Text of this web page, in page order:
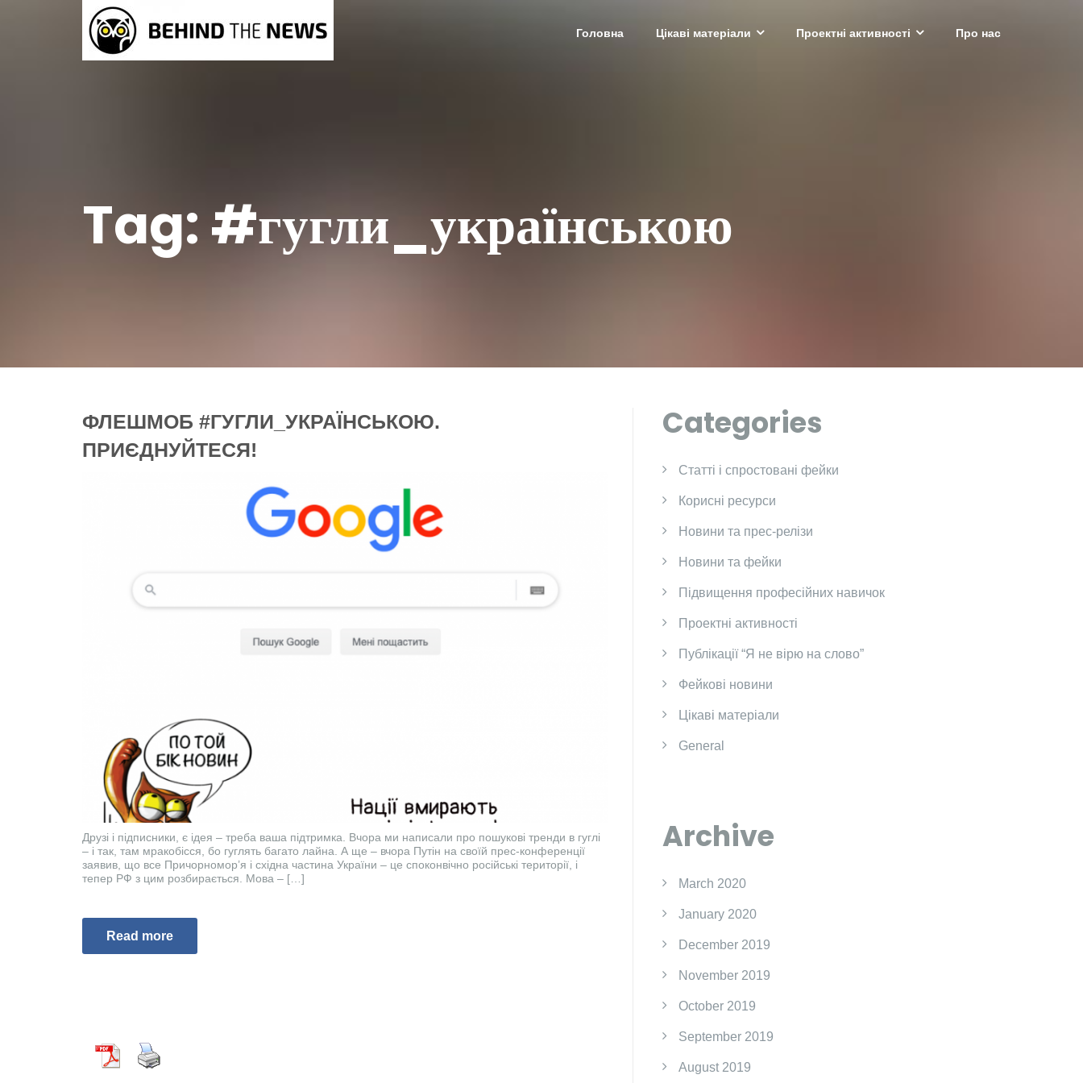
Головна Цікаві матеріали Проектні активності Про нас
Tag:#гугли_українською
ФЛЕШМОБ #ГУГЛИ_УКРАЇНСЬКОЮ.
ПРИЄДНУЙТЕСЯ!
Друзі і підписники, є ідея – треба ваша підтримка. Вчора ми написали про пошукові тренди в гуглі
– і так, там мракобісся, бо гуглять багато лайна. А ще – вчора Путін на своїй прес-конференції
заявив, що все Причорномор’я і східна частина України – це споконвічно російські території, і
тепер РФ з цим розбирається. Мова – […]
Read more
Categories
Cтатті і спростовані фейки
Корисні ресурси
Новини та прес-релізи
Новини та фейки
Підвищення професійних навичок
Проектні активності
Публікації “Я не вірю на слово”
Фейкові новини
Цікаві матеріали
General
Archive
March 2020
January 2020
December 2019
November 2019
October 2019
September 2019
August 2019